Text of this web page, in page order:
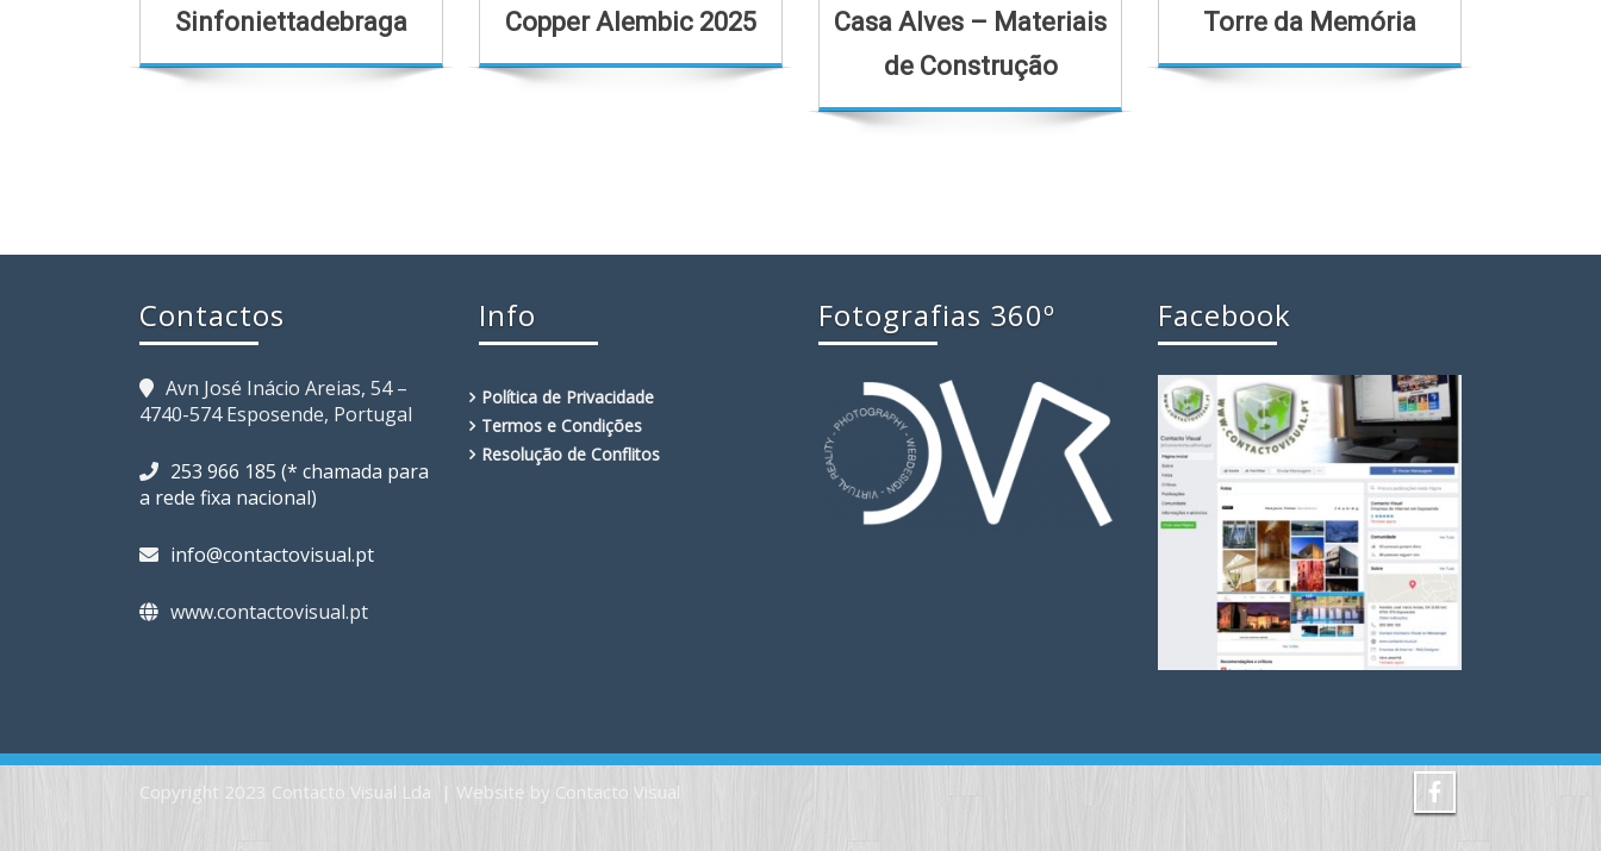
Sinfoniettadebraga Copper Alembic 2025
Casa Alves – Materiais
de Construção
Torre da Memória
Contactos
Avn José Inácio Areias, 54 –
4740-574 Esposende, Portugal
253 966 185 (* chamada para
a rede fixa nacional)
info@contactovisual.pt
www.contactovisual.pt
Info
Política de Privacidade
Termos e Condições
Resolução de Conflitos
Fotografias 360º Facebook
Copyright 2023 Contacto Visual Lda | Website by Contacto Visual